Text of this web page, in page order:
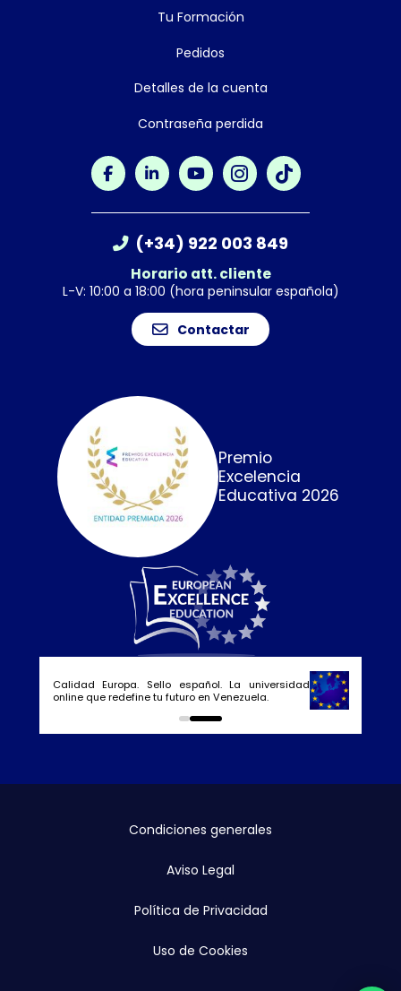
Tu Formación
Pedidos
Detalles de la cuenta
Contraseña perdida
(+34) 922 003 849
Horario att. cliente
L-V: 10:00 a 18:00 (hora peninsular española)
Contactar
Premio
Excelencia
Educativa 2026
Calidad Europa. Sello español. La universidad
online que redefine tu futuro en Venezuela.
0 1
Condiciones generales
Aviso Legal
Política de Privacidad
Uso de Cookies